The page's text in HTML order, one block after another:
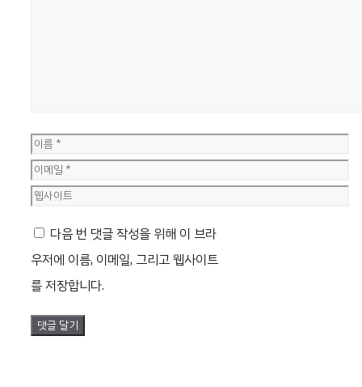
이
름
이
메
웹
트
다음 번 댓글 작성을 위해 이 브라
우저에 이름, 이메일, 그리고 웹사이트
를 저장합니다.